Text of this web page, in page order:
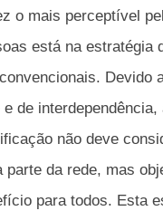
o mais perceptível
está na estratégia
Devido
e de
não deve
parte da rede, mas
para todos. Esta